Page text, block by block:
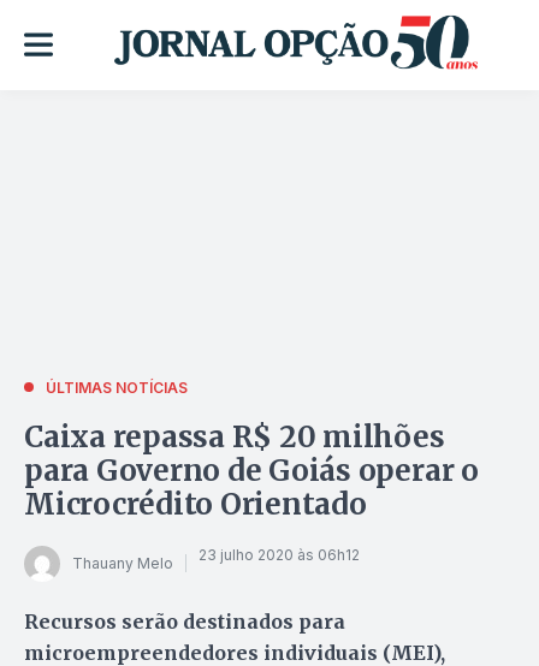
ÚLTIMAS NOTÍCIAS
Caixa repassa R$ 20 milhões
para Governo de Goiás operar o
Microcrédito Orientado
Thauany Melo 23 julho 2020 às 06h12
Recursos serão destinados para
microempreendedores individuais (MEI),